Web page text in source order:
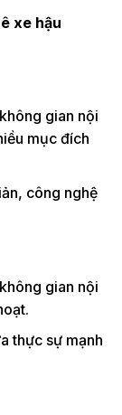
xe hậu
gian nội
mục đích
công nghệ
gian nội
thực sự mạnh